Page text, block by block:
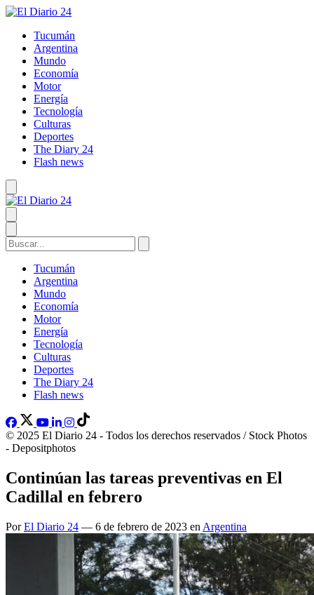
Tucumán
Argentina
Mundo
Economía
Motor
Energía
Tecnología
Culturas
Deportes
The Diary 24
Flash news
Tucumán
Argentina
Mundo
Economía
Motor
Energía
Tecnología
Culturas
Deportes
The Diary 24
Flash news
© 2025 El Diario 24 - Todos los derechos reservados / Stock Photos
- Depositphotos
Continúan las tareas preventivas en El
Cadillal en febrero
PorEl Diario 24 — 6 de febrero de 2023 en Argentina